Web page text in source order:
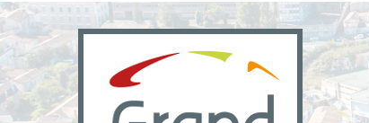
l’article